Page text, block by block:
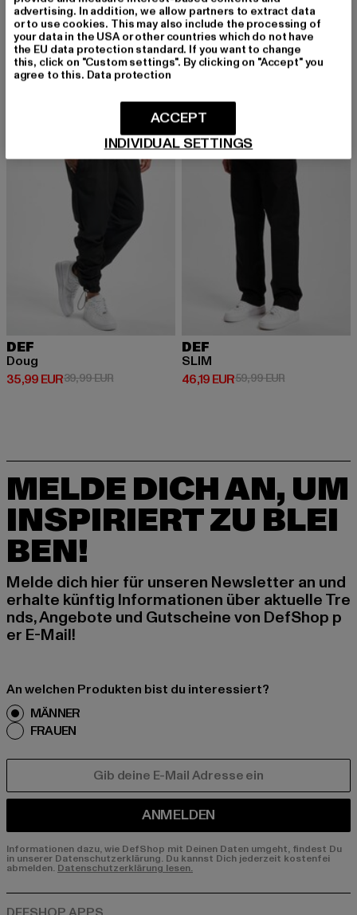
DEF
Chris
39,99 EUR
Derzeitiger Preis: 39,99 EUR
49,99 EURAktionspreis: 49,99 EUR
DEF
Fine
39,99 EUR
Derzeitiger Preis: 39,99 EUR
49,99 EURAktionspreis:
DEF
Doug
35,99 EUR
Derzeitiger Preis: 35,99 EUR
39,99 EURAktionspreis: 39,99 EUR
-23%
DEF
SLIM
46,19 EUR
Derzeitiger Preis: 46,19 EUR
59,99 EURAktionspreis:
MELDE DICH AN, UM
INSPIRIERT ZU BLEI
BEN!
Melde dich hier für unseren Newsletter an und
erhalte künftig Informationen über aktuelle Tre
nds, Angebote und Gutscheine von DefShop p
er E-Mail!
An welchen Produkten bist du interessiert?
MÄNNER
FRAUEN
ANMELDEN
Informationen dazu, wie DefShop mit Deinen Daten umgeht, findest Du
in unserer Datenschutzerklärung. Du kannst Dich jederzeit kostenfei
abmelden. Datenschutzerklärung lesen.
advertising. In addition, we allow partners to extract data
or to use cookies. This may also include the processing of
your data in the USA or other countries which do not have
the EU data protection standard. If you want to change
this, click on "Custom settings". By clicking on "Accept" you
agree to this. Data protection
INDIVIDUAL SETTINGS
ACCEPT